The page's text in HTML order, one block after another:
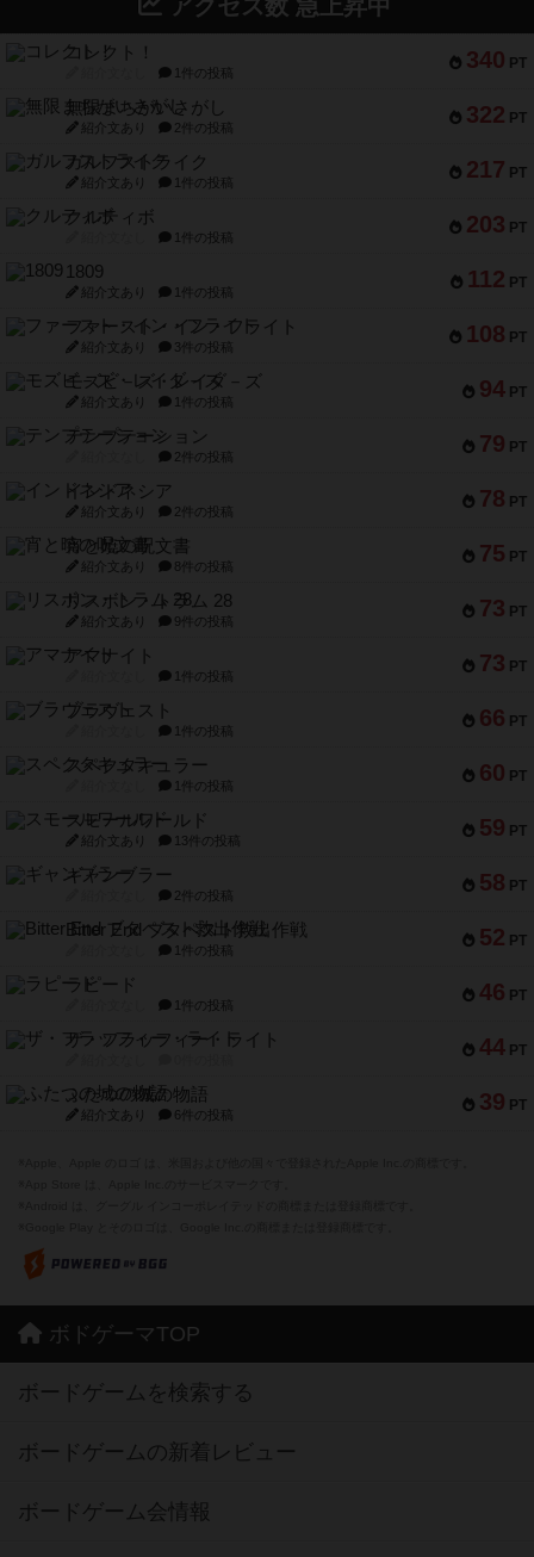
アクセス数 急上昇中
340 PT
コレクト！
1件の投稿
322 PT
無限まちがいさがし
紹介文あり 2件の投稿
217 PT
ガルフストライク
紹介文あり 1件の投稿
203 PT
クルティボ
1件の投稿
112 PT
1809
紹介文あり 1件の投稿
108 PT
ファースト・イン・フライト
紹介文あり 3件の投稿
94 PT
モズビ－ズ・レイダ－ズ
紹介文あり 1件の投稿
79 PT
テンプテーション
2件の投稿
78 PT
インドネシア
紹介文あり 2件の投稿
75 PT
宵と暁の呪文書
紹介文あり 8件の投稿
73 PT
リスボン・トラム 28
紹介文あり 9件の投稿
73 PT
アマナイト
1件の投稿
66 PT
ブラヴェスト
1件の投稿
60 PT
スペクタキュラー
1件の投稿
59 PT
スモールワールド
紹介文あり 13件の投稿
58 PT
ギャンブラー
2件の投稿
52 PT
Bitter End ブタペスト救出作戦
1件の投稿
46 PT
ラピード
1件の投稿
44 PT
ザ・フラッフィー・ライト
39 PT
ふたつの城の物語
紹介文あり 6件の投稿
ボドゲーマTOP
ボードゲームを検索する
ボードゲームの新着レビュー
ボードゲーム会情報